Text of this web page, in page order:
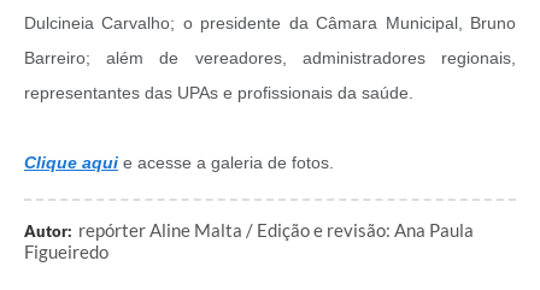
Dulcineia Carvalho; o presidente da Câmara Municipal, Bruno
Barreiro; além de vereadores, administradores regionais,
representantes das UPAs e profissionais da saúde.
Clique aqui e acesse a galeria de fotos.
Autor: repórter Aline Malta / Edição e revisão: Ana Paula
Figueiredo